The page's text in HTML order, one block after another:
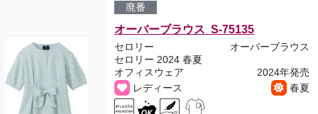
廃番
オーバーブラウス S-75135
セロリー
オーバーブラウス
セロリー 2024 春夏
オフィスウェア
2024年発売
レディース
春夏